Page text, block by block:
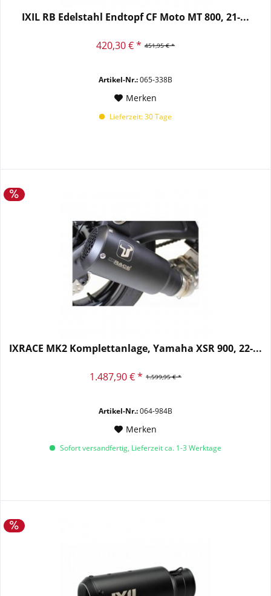
IXIL RB Edelstahl Endtopf CF Moto MT 800, 21-...
451,95 € *
420,30 € *
Artikel-Nr.:065-338B
Merken
Lieferzeit: 30 Tage
IXRACE MK2 Komplettanlage, Yamaha XSR 900, 22-...
1.599,95 € *
1.487,90 € *
Artikel-Nr.:064-984B
Merken
Sofort versandfertig, Lieferzeit ca. 1-3 Werktage